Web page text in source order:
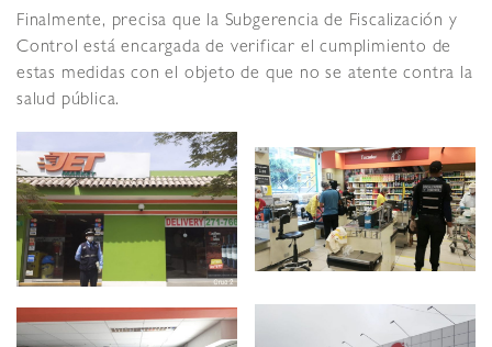
Finalmente, precisa que la Subgerencia de Fiscalización y
Control está encargada de verificar el cumplimiento de
estas medidas con el objeto de que no se atente contra la
salud pública.